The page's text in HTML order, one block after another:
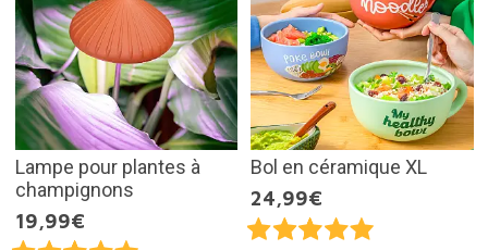
Lampe pour plantes à
champignons
19,99€
Bol en céramique XL
24,99€